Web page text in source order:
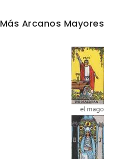
Más Arcanos Mayores
el mago